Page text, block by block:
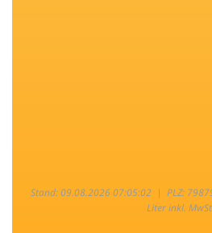
Stand: 09.08.2026 07:05:02 | PLZ:
Liter inkl.